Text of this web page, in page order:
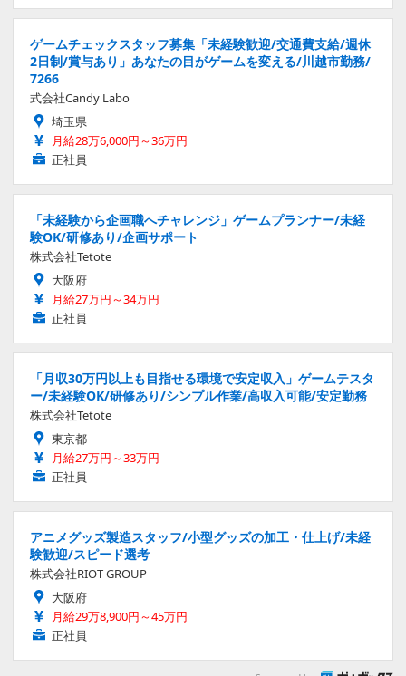
ゲームチェックスタッフ募集「未経験歓迎/交通費支給/週休
2日制/賞与あり」あなたの目がゲームを変える/川越市勤務/
7266
式会社Candy Labo
埼玉県
月給28万6,000円～36万円
正社員
「未経験から企画職へチャレンジ」ゲームプランナー/未経
験OK/研修あり/企画サポート
株式会社Tetote
大阪府
月給27万円～34万円
正社員
「月収30万円以上も目指せる環境で安定収入」ゲームテスタ
ー/未経験OK/研修あり/シンプル作業/高収入可能/安定勤務
株式会社Tetote
東京都
月給27万円～33万円
正社員
アニメグッズ製造スタッフ/小型グッズの加工・仕上げ/未経
験歓迎/スピード選考
株式会社RIOT GROUP
大阪府
月給29万8,900円～45万円
正社員